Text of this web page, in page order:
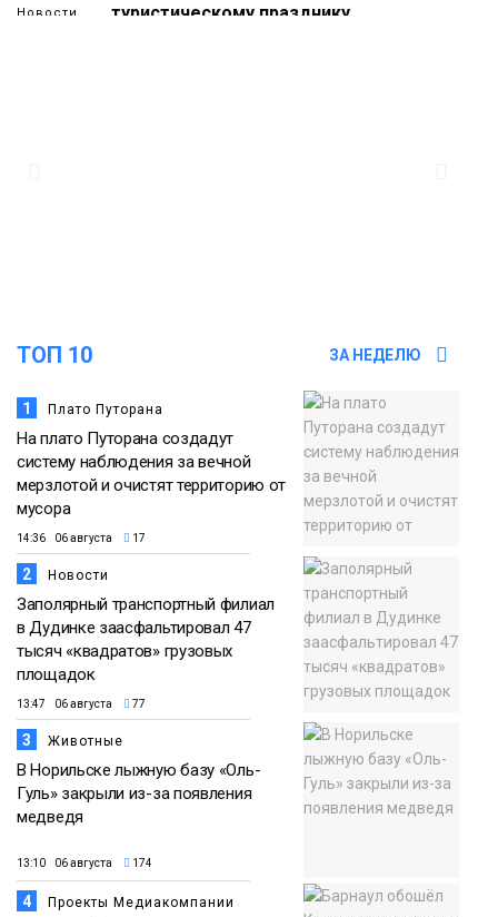
Новости
туристическому празднику
ТОП 10 ЗА НЕДЕЛЮ
1 Плато Путорана
На плато Путорана создадут
систему наблюдения за вечной
мерзлотой и очистят территорию от
мусора
14:36 06 августа 17
2 Новости
Заполярный транспортный филиал
в Дудинке заасфальтировал 47
тысяч «квадратов» грузовых
площадок
13:47 06 августа 77
3 Животные
В Норильске лыжную базу «Оль-
Гуль» закрыли из-за появления
медведя
13:10 06 августа 174
4 Проекты Медиакомпании